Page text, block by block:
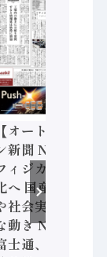
【オートメーショ
新聞 No.453】
ィジカルAI本格
へ 国産AI開発
社会実装に活発
動き Noetra、
士通、日立 / 兵